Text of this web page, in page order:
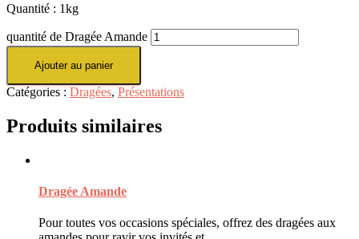
Quantité : 1kg
quantité de Dragée Amande
Ajouter au panier
Catégories : Dragées, Présentations
Produits similaires
Dragée Amande
Pour toutes vos occasions spéciales, offrez des dragées aux